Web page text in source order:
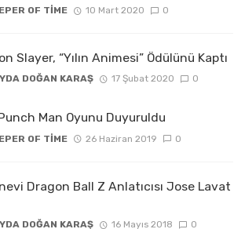
OF TIME 10 Mart 2020 0
Slayer, “Yılın Animesi” Ödülünü Kaptı
DOĞAN KARAŞ 17 Şubat 2020 0
Man Oyunu Duyuruldu
OF TIME 26 Haziran 2019 0
Dragon Ball Z Anlatıcısı Jose Lavat
DOĞAN KARAŞ 16 Mayıs 2018 0